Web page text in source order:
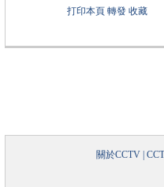
打印本頁 轉發 收藏
關於CCTV